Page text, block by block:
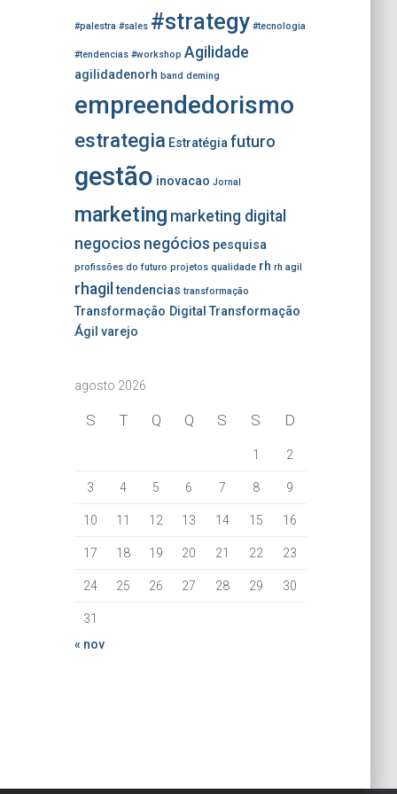
#palestra #sales #strategy #tecnologia
#tendencias #workshop Agilidade
agilidadenorh band deming
empreendedorismo
estrategia Estratégia futuro
gestão inovacao Jornal
marketing marketing digital
negocios negócios pesquisa
profissões do futuro projetos qualidade rh rh agil
rhagil tendencias transformação
Transformação Digital Transformação
Ágil varejo
agosto 2026
S T Q Q S S D
1 2
3 4 5 6 7 8 9
10 11 12 13 14 15 16
17 18 19 20 21 22 23
24 25 26 27 28 29 30
31
« nov